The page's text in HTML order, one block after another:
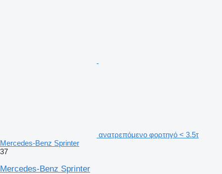
ανατρεπόμενο φορτηγό < 3.5τ
Mercedes-Benz Sprinter
37
Mercedes-Benz Sprinter